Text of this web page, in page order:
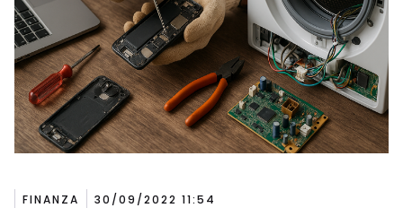
FINANZA 30/09/2022 11:54